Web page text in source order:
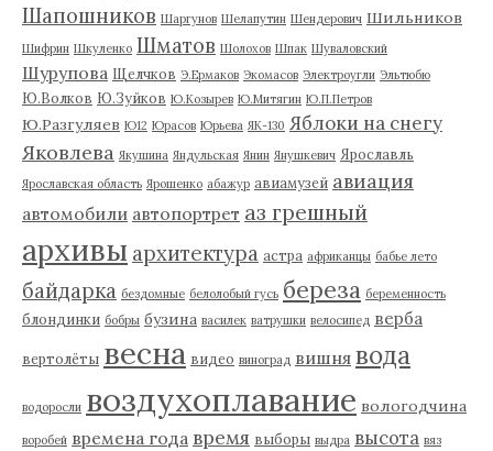
Шапошников Шаргунов Шелапутин Шендерович Шильников
Шифрин Шкуленко Шматов Шолохов Шпак Шуваловский
Шурупова Щелчков Э.Ермаков Экомасов Электроугли Эльтюбю
Ю.Волков Ю.Зуйков Ю.Козырев Ю.Митягин Ю.П.Петров
Ю.Разгуляев Ю12 Юрасов Юрьева ЯК-130 Яблоки на снегу
Яковлева Якушина Яндульская Янин Янушкевич Ярославль
Ярославская область Ярошенко абажур авиамузей авиация
автомобили автопортрет аз грешный
архивы архитектура астра африканцы бабье лето
байдарка бездомные белолобый гусь береза беременность
блондинки бобры бузина василек ватрушки велосипед верба
вертолёты весна видео виноград вишня вода
водоросли воздухоплавание вологодчина
воробей времена года время выборы выдра высота вяз